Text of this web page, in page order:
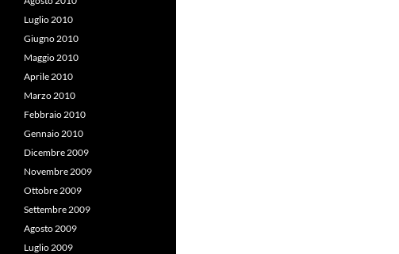
Luglio 2010
Giugno 2010
Maggio 2010
Aprile 2010
Marzo 2010
Febbraio 2010
Gennaio 2010
Dicembre 2009
Novembre 2009
Ottobre 2009
Settembre 2009
Agosto 2009
Luglio 2009